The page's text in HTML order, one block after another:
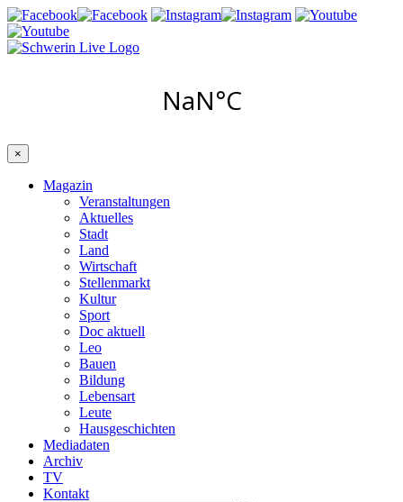
×
Magazin
Veranstaltungen
Aktuelles
Stadt
Land
Wirtschaft
Stellenmarkt
Kultur
Sport
Doc aktuell
Leo
Bauen
Bildung
Lebensart
Leute
Hausgeschichten
Mediadaten
Archiv
TV
Kontakt